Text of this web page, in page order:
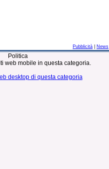
Pubblicità News
Politica
web mobile in questa categoria.
desktop di questa categoria